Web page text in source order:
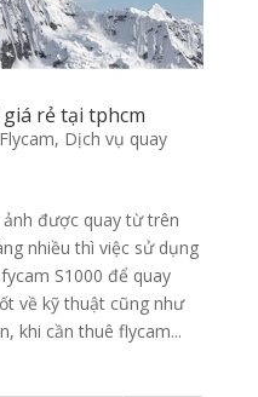
giá rẻ tại tphcm
, Dịch vụ quay
được quay từ trên
nhiều thì việc sử dụng
S1000 để quay
về kỹ thuật cũng như
khi cần thuê flycam...